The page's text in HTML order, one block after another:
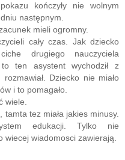
kończyły nie wolnym
następnym.
mieli ogromny.
cały czas. Jak dziecko
drugiego nauczyciela
ten asystent wychodził z
Dziecko nie miało
i to pomagało.
wiele.
tamta tez miała jakies minusy.
edukacji. Tylko nie
wiecej wiadomosci zawierają.